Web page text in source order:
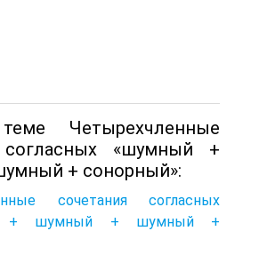
Четырехчленные
согласных «шумный +
+ сонорный»:
сочетания согласных
+ шумный + шумный +